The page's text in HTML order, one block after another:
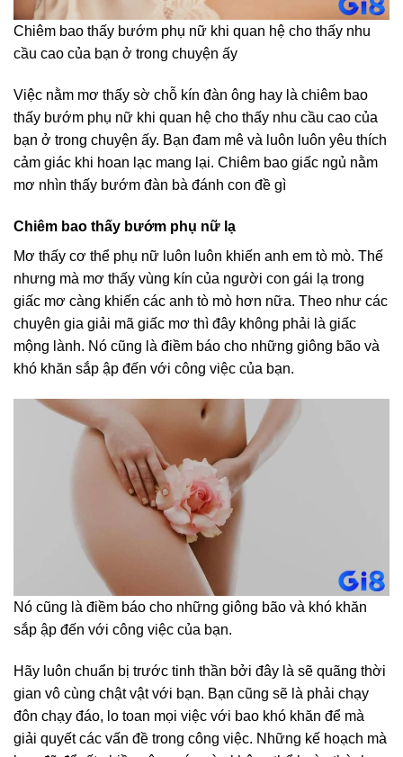
Chiêm bao thấy bướm phụ nữ khi quan hệ cho thấy nhu
cầu cao của bạn ở trong chuyện ấy
Việc nằm mơ thấy sờ chỗ kín đàn ông hay là chiêm bao
thấy bướm phụ nữ khi quan hệ cho thấy nhu cầu cao của
bạn ở trong chuyện ấy. Bạn đam mê và luôn luôn yêu thích
cảm giác khi hoan lạc mang lại. Chiêm bao giấc ngủ nằm
mơ nhìn thấy bướm đàn bà đánh con đề gì
Chiêm bao thấy bướm phụ nữ lạ
Mơ thấy cơ thể phụ nữ luôn luôn khiến anh em tò mò. Thế
nhưng mà mơ thấy vùng kín của người con gái lạ trong
giấc mơ càng khiến các anh tò mò hơn nữa. Theo như các
chuyên gia giải mã giấc mơ thì đây không phải là giấc
mộng lành. Nó cũng là điềm báo cho những giông bão và
khó khăn sắp ập đến với công việc của bạn.
Nó cũng là điềm báo cho những giông bão và khó khăn
sắp ập đến với công việc của bạn.
Hãy luôn chuẩn bị trước tinh thần bởi đây là sẽ quãng thời
gian vô cùng chật vật với bạn. Bạn cũng sẽ là phải chạy
đôn chạy đáo, lo toan mọi việc với bao khó khăn để mà
giải quyết các vấn đề trong công việc. Những kế hoạch mà